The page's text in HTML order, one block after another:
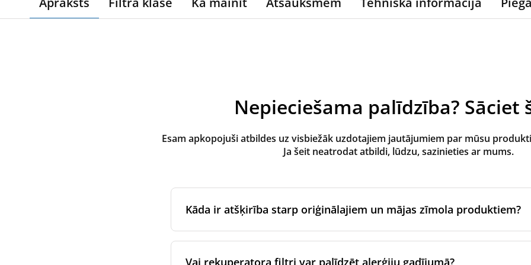
Nepieciešama palīdzība? Sāciet
Esam apkopojuši atbildes uz visbiežāk uzdotajiem jautājumiem par mūsu
Ja šeit neatrodat atbildi, lūdzu, sazinieties ar mums.
Kāda ir atšķirība starp oriģinālajiem un mājas zīmola produktiem?
iekārtas oriģinālajam zīmolam, izmantojot sertificētus ražošanas partnerus.
Vai rekuperatora filtri var palīdzēt alerģiju gadījumā?